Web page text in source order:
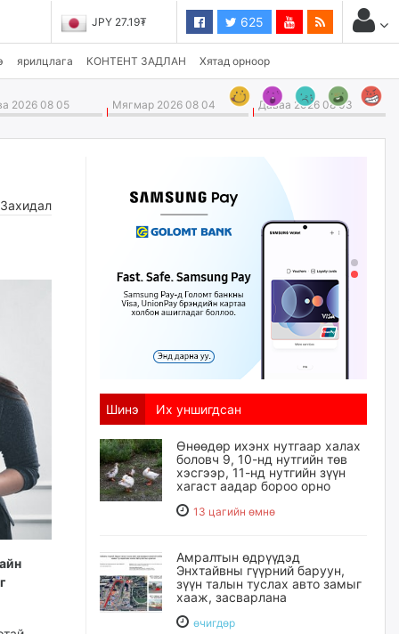
JPY 27.19₮ 625
ярилцлага КОНТЕНТ ЗАДЛАН Хятад орноор
2026 08 05 Мягмар 2026 08 04 Даваа 2026 08 03
Захидал
Шинэ Их уншигдсан
Өнөөдөр ихэнх нутгаар халах
боловч 9, 10-нд нутгийн төв
хэсгээр, 11-нд нутгийн зүүн
хагаст аадар бороо орно
13 цагийн өмнө
Амралтын өдрүүдэд
Энхтайвны гүүрний баруун,
зүүн талын туслах авто замыг
хааж, засварлана
өчигдѳр